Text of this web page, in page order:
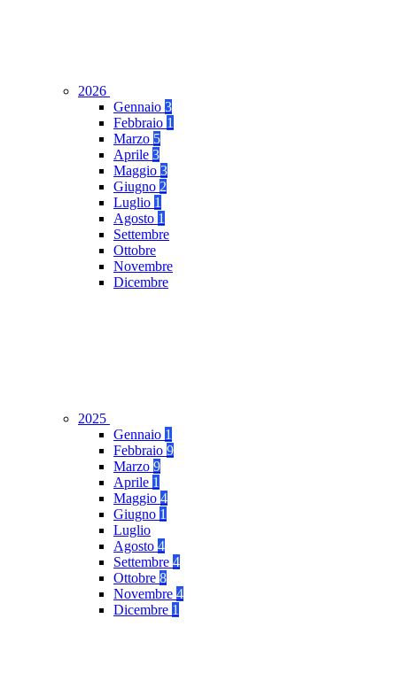
2026
Gennaio 3
Febbraio 1
Marzo 5
Aprile 3
Maggio 3
Giugno 2
Luglio 1
Agosto 1
Settembre
Ottobre
Novembre
Dicembre
2025
Gennaio 1
Febbraio 9
Marzo 9
Aprile 1
Maggio 4
Giugno 1
Luglio
Agosto 4
Settembre 4
Ottobre 8
Novembre 4
Dicembre 1